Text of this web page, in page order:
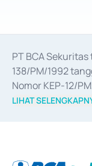
PT BCA
138/PM/1992
Nomor KEP-12/
merger, akuisisi,
LIHAT